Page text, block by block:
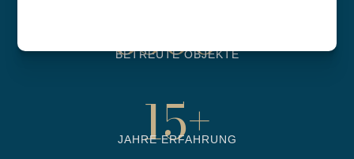
6500+
BETREUTE OBJEKTE
15+
JAHRE ERFAHRUNG